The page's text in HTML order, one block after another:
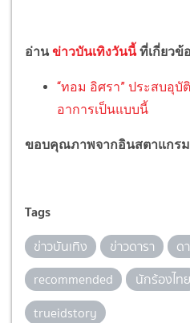
อ่านข่าวบันเทิงวันนี้ ที่เกี่ยวข้
“ทอม อิศรา” ประสบอุ
อาการเป็นแบบนี้
ขอบคุณภาพจากอินสตาแกรม
Tags
ข่าวบันเทิง ข่าวดารา ด
recommended
นักร้องไทย
trueidstory